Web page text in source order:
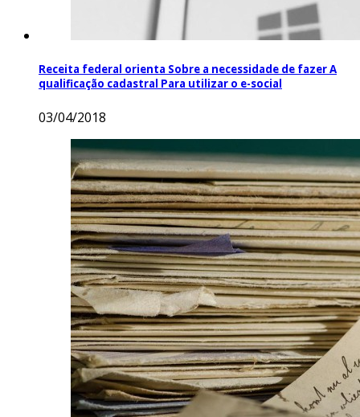
Receita federal orienta Sobre a necessidade de fazer A
qualificação cadastral Para utilizar o e-social
03/04/2018